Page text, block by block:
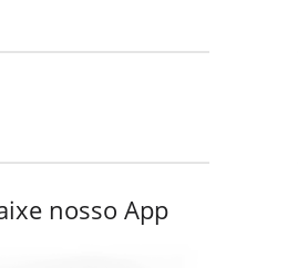
nosso App